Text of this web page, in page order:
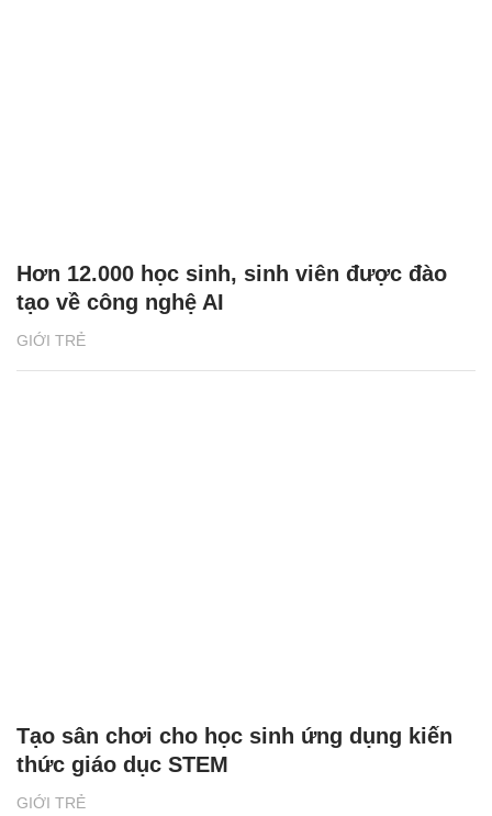
GIỚI TRẺ
Hơn 12.000 học sinh, sinh viên được đào
tạo về công nghệ AI
GIỚI TRẺ
Tạo sân chơi cho học sinh ứng dụng kiến
thức giáo dục STEM